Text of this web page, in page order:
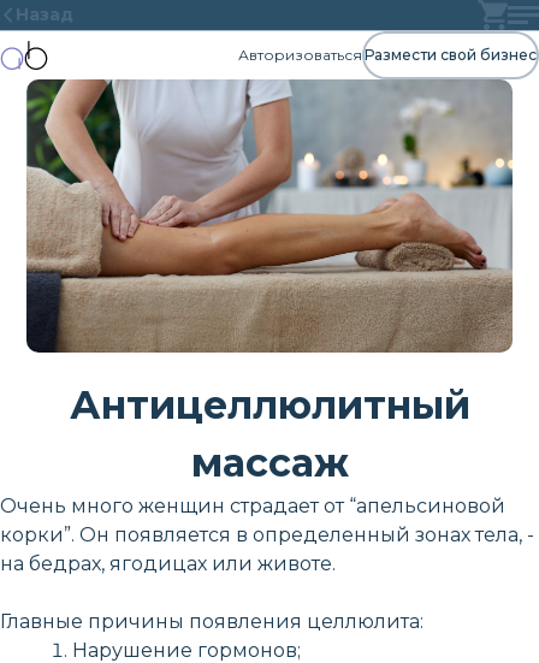
Назад
Авторизоваться Размести свой бизнес
Антицеллюлитный
массаж
Очень много женщин страдает от “апельсиновой
корки”. Он появляется в определенный зонах тела, -
на бедрах, ягодицах или животе.
Главные причины появления целлюлита:
Нарушение гормонов;